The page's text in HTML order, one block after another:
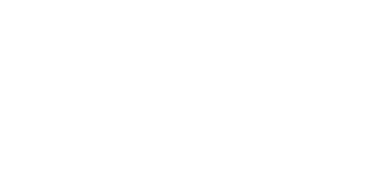
au RSAC de SAINTES sous le numéro